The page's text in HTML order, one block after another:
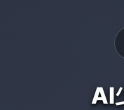
AI